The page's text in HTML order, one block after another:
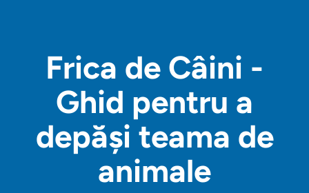
Frica de Câini -
Ghid pentru a
depăși teama de
animale